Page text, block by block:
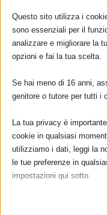
“Allattare al
salute” – on line
della Salute
22 Maggio 2016
Questo sito utilizza i
sono essenziali per il
analizzare e migliorare la
opzioni e fai la tua scelta.
Se hai meno di 16 anni,
genitore o tutore per tutti i
La tua privacy è
cookie in qualsiasi
utilizziamo i dati, leggi la
le tue preferenze in
impostazioni qui sotto.